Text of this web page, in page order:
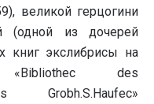
великой герцогини
(одной из дочерей
книг экслибрисы на
des
Grobh.S.Haufec»